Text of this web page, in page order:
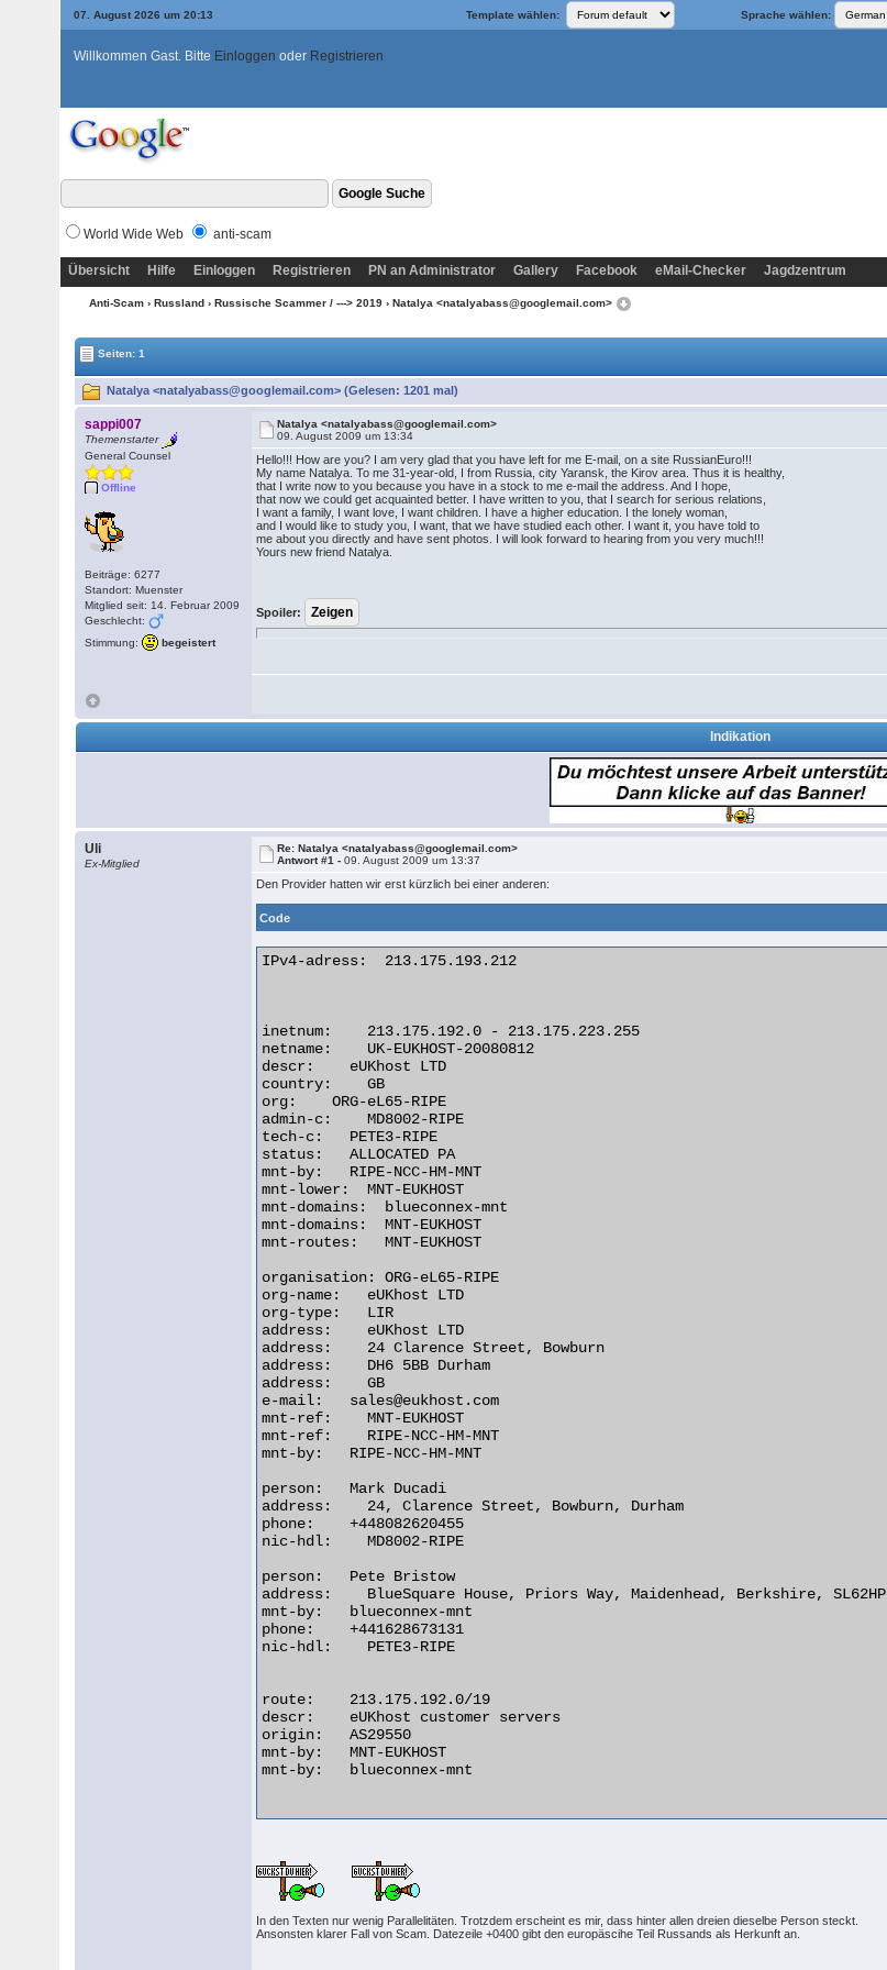
07. August 2026 um 20:13 Template wählen: Sprache wählen:
Willkommen Gast. Bitte Einloggen oder Registrieren
World Wide Web anti-scam
Übersicht Hilfe Einloggen Registrieren PN an Administrator Gallery Facebook eMail-Checker Jagdzentrum
Anti-Scam › Russland › Russische Scammer / ---> 2019 › Natalya <natalyabass@googlemail.com>
Seiten: 1
Natalya <natalyabass@googlemail.com> (Gelesen: 1201 mal)
sappi007
Themenstarter
General Counsel
Offline
Beiträge: 6277
Standort: Muenster
Mitglied seit: 14. Februar 2009
Geschlecht:
Stimmung:
begeistert
Natalya <natalyabass@googlemail.com>
09. August 2009 um 13:34
Hello!!! How are you? I am very glad that you have left for me E-mail, on a site RussianEuro!!!
My name Natalya. To me 31-year-old, I from Russia, city Yaransk, the Kirov area. Thus it is healthy,
that I write now to you because you have in a stock to me e-mail the address. And I hope,
that now we could get acquainted better. I have written to you, that I search for serious relations,
I want a family, I want love, I want children. I have a higher education. I the lonely woman,
and I would like to study you, I want, that we have studied each other. I want it, you have told to
me about you directly and have sent photos. I will look forward to hearing from you very much!!!
Yours new friend Natalya.
Spoiler:
Indikation
Uli
Ex-Mitglied
Re: Natalya <natalyabass@googlemail.com>
Antwort #1 -09. August 2009 um 13:37
Den Provider hatten wir erst kürzlich bei einer anderen:
Code
IPv4-adress:  213.175.193.212
inetnum:    213.175.192.0 - 213.175.223.255
netname:    UK-EUKHOST-20080812
descr:    eUKhost LTD
country:    GB
org:    ORG-eL65-RIPE
admin-c:    MD8002-RIPE
tech-c:   PETE3-RIPE
status:   ALLOCATED PA
mnt-by:   RIPE-NCC-HM-MNT
mnt-lower:  MNT-EUKHOST
mnt-domains:  blueconnex-mnt
mnt-domains:  MNT-EUKHOST
mnt-routes:   MNT-EUKHOST
organisation: ORG-eL65-RIPE
org-name:   eUKhost LTD
org-type:   LIR
address:    eUKhost LTD
address:    24 Clarence Street, Bowburn
address:    DH6 5BB Durham
address:    GB
e-mail:   sales@eukhost.com
mnt-ref:    MNT-EUKHOST
mnt-ref:    RIPE-NCC-HM-MNT
mnt-by:   RIPE-NCC-HM-MNT
person:   Mark Ducadi
address:    24, Clarence Street, Bowburn, Durham
phone:    +448082620455
nic-hdl:    MD8002-RIPE
person:   Pete Bristow
address:    BlueSquare House, Priors Way, Maidenhead, Berkshire, SL62HP
mnt-by:   blueconnex-mnt
phone:    +441628673131
nic-hdl:    PETE3-RIPE
route:    213.175.192.0/19
descr:    eUKhost customer servers
origin:   AS29550
mnt-by:   MNT-EUKHOST
mnt-by:   blueconnex-mnt
In den Texten nur wenig Parallelitäten. Trotzdem erscheint es mir, dass hinter allen dreien dieselbe Person steckt.
Ansonsten klarer Fall von Scam. Datezeile +0400 gibt den europäscihe Teil Russands als Herkunft an.